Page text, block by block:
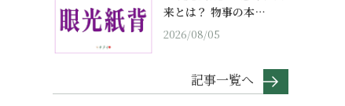
来とは？ 物事の本…
2026/08/05
記事一覧へ